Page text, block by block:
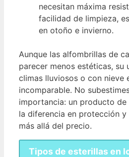
necesitan máxima
facilidad de limpieza,
en otoño e invierno.
Aunque las alfombrillas de
parecer menos estéticas, su
climas lluviosos o con nieve
incomparable. No
importancia: un producto de
la diferencia en protección y
más allá del precio.
Tipos de esterillas en